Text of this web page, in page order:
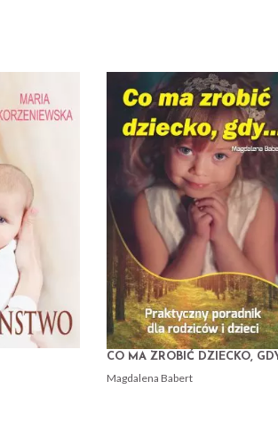
CO MA ZROBIĆ DZIECKO,
Magdalena Babert